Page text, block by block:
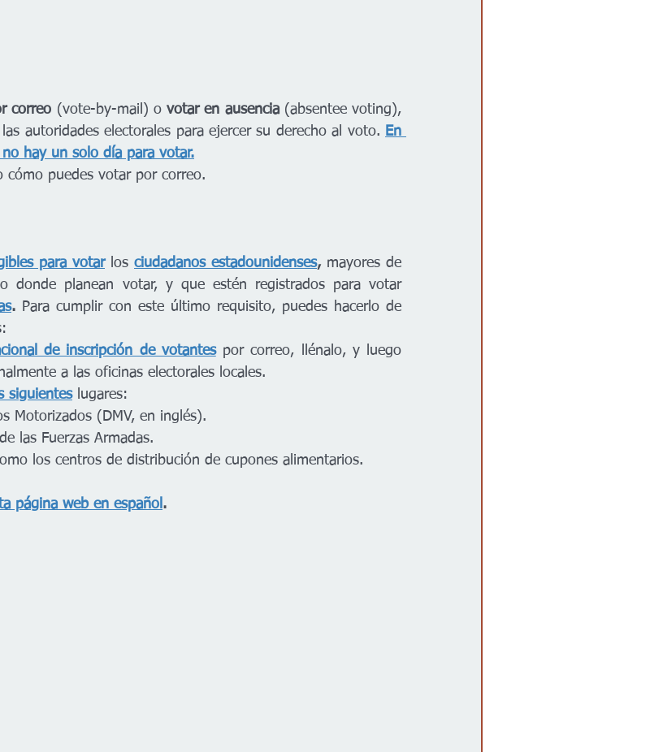
correo (vote-by-mail) o votar en ausencia (absentee voting),
autoridades electorales para ejercer su derecho al voto. En
hay un solo día para votar.
cómo puedes votar por correo.
para votar los ciudadanos estadounidenses, mayores de
donde planean votar, y que estén registrados para votar
.
Para cumplir con este último requisito, puedes hacerlo de
de inscripción de votantes por correo, llénalo, y luego
a las oficinas electorales locales.
siguientes
lugares:
Motorizados (DMV, en inglés).
las Fuerzas Armadas.
los centros de distribución de cupones alimentarios.
página web en español .